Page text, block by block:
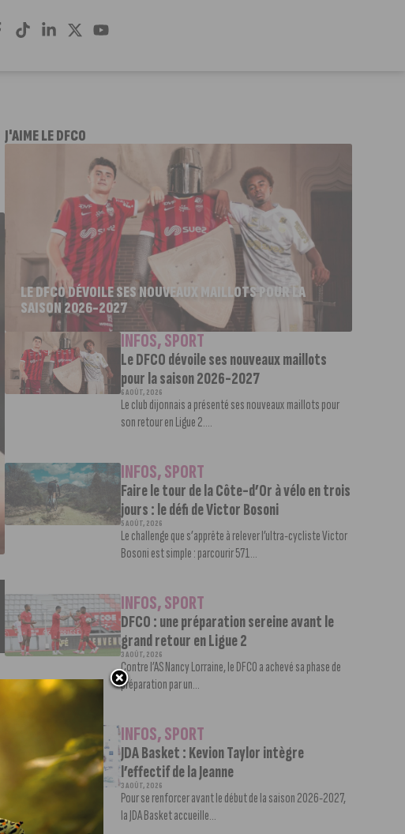
J'AIME LE DFCO
LE DFCO DÉVOILE SES NOUVEAUX MAILLOTS POUR LA
SAISON 2026-2027
INFOS,SPORT
Le DFCO dévoile ses nouveaux maillots
pour la saison 2026-2027
6 AOÛT, 2026
Le club dijonnais a présenté ses nouveaux maillots pour
son retour en Ligue 2....
INFOS,SPORT
Faire le tour de la Côte-d’Or à vélo en trois
jours : le défi de Victor Bosoni
5 AOÛT, 2026
Le challenge que s’apprête à relever l’ultra-cycliste Victor
Bosoni est simple : parcourir 571...
INFOS,SPORT
DFCO : une préparation sereine avant le
grand retour en Ligue 2
3 AOÛT, 2026
Contre l’AS Nancy Lorraine, le DFCO a achevé sa phase de
préparation par un...
INFOS,SPORT
JDA Basket : Kevion Taylor intègre
l’effectif de la Jeanne
3 AOÛT, 2026
Pour se renforcer avant le début de la saison 2026-2027,
la JDA Basket accueille...